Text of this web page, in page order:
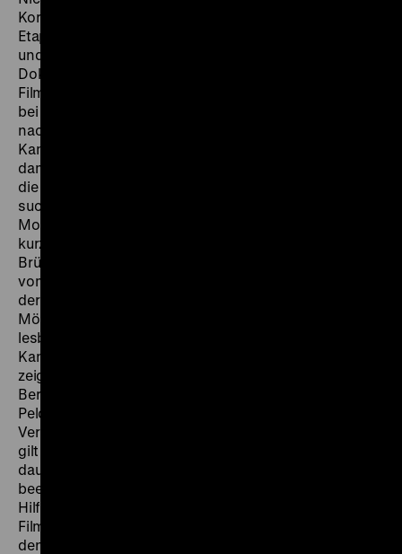
Korinth, dessen Geschichte der Film nun in zwei
Etappen behandelt. Die Mischung von Inszenierung
und Kompilation zeitgenössischer
Dokumentaraufnahmen wirkt fast als 70mm Film im
Film. Die deutschen Besatzungstruppen hatten 1944
bei ihrem Rückzug den wichtigen Verkehrsweg für die
nachfolgenden Alliierten unbrauchbar gemacht. In den
Kanal stürzende Waggons scheinen tatsächlich
damaligen Aufnahmen zu entstammen, vielleicht auch
die Sprengung der Brücke selbst. Doch diese Episode
sucht Spannung durch Inszenierung. In geschickter
Montage scheinen die Bewohner eines Dorfes, die
kurz vor der Explosion weggetrieben wurden, zur
Brücke zurückzusehen – darunter auch der Schäfer
vom Filmanfang. Doch heute, so der Kommentar, „ist
der Krieg mit seinen Zerstörungen schon weit weg“.
Mögen auf den Kanalwänden noch die Inschriften
lesbar sein, die von der Besetzung zeugen: Nun ist der
Kanal wieder intakt. Imponierende Luftaufnahmen
zeigen ihn als unerwartet schmalen Einschnitt in die
Berge. Doch erspart er die Umschiffung des
Peloponnes und ist daher eine der wichtigsten
Verkehrsadern Griechenlands. Die zweite Rückblende
gilt der Räumung des blockierten Kanals – die Arbeiten
dauerten 13 Monate und waren im November 1948
beendet. Auch dies ein Projekt, bei dem amerikanische
Hilfe zentral war. Vor diesem Hintergrund feiert der
Film die Passage von Nicolas Schiff auf dem Weg in
den Golf von Korinth.